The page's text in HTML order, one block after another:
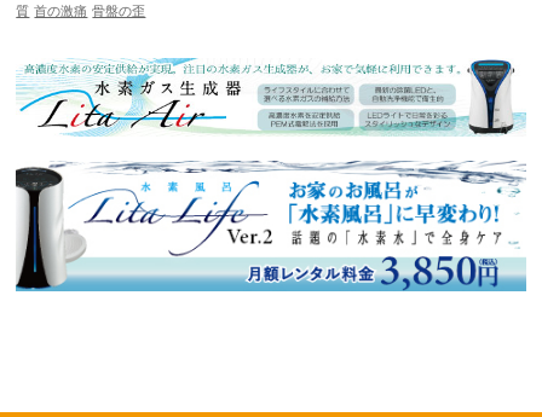
質 首の激痛 骨盤の歪